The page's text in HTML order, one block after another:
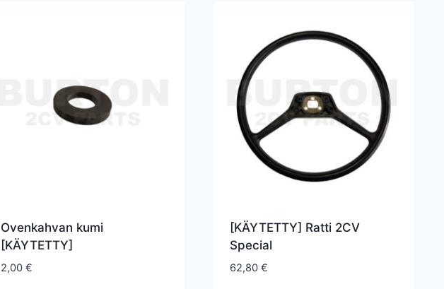
Ovenkahvan kumi
[KÄYTETTY]
2,00 €
[KÄYTETTY] Ratti 2CV
Special
62,80 €